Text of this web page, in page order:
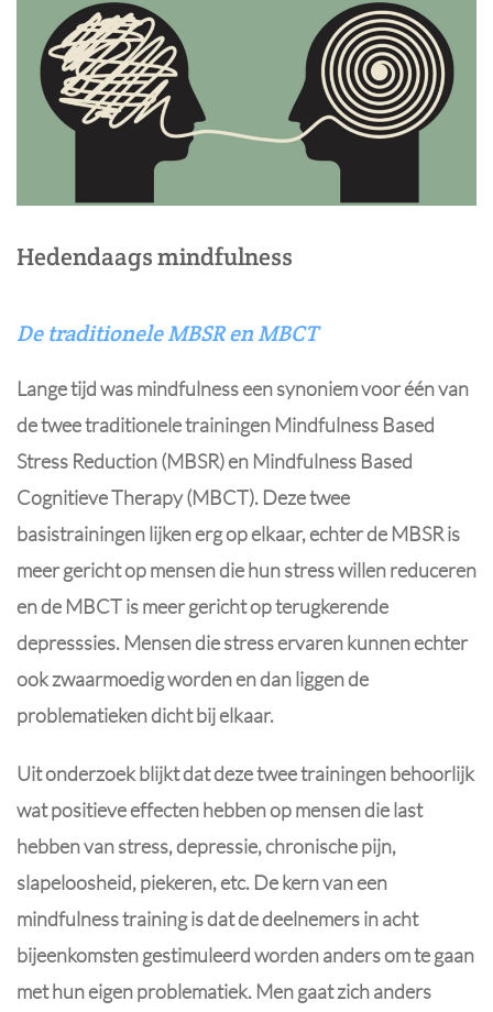
Hedendaags mindfulness
De traditionele MBSR en MBCT
Lange tijd was mindfulness een synoniem voor één van
de twee traditionele trainingen Mindfulness Based
Stress Reduction (MBSR) en Mindfulness Based
Cognitieve Therapy (MBCT). Deze twee
basistrainingen lijken erg op elkaar, echter de MBSR is
meer gericht op mensen die hun stress willen reduceren
en de MBCT is meer gericht op terugkerende
depresssies. Mensen die stress ervaren kunnen echter
ook zwaarmoedig worden en dan liggen de
problematieken dicht bij elkaar.
Uit onderzoek blijkt dat deze twee trainingen behoorlijk
wat positieve effecten hebben op mensen die last
hebben van stress, depressie, chronische pijn,
slapeloosheid, piekeren, etc. De kern van een
mindfulness training is dat de deelnemers in acht
bijeenkomsten gestimuleerd worden anders om te gaan
met hun eigen problematiek. Men gaat zich anders